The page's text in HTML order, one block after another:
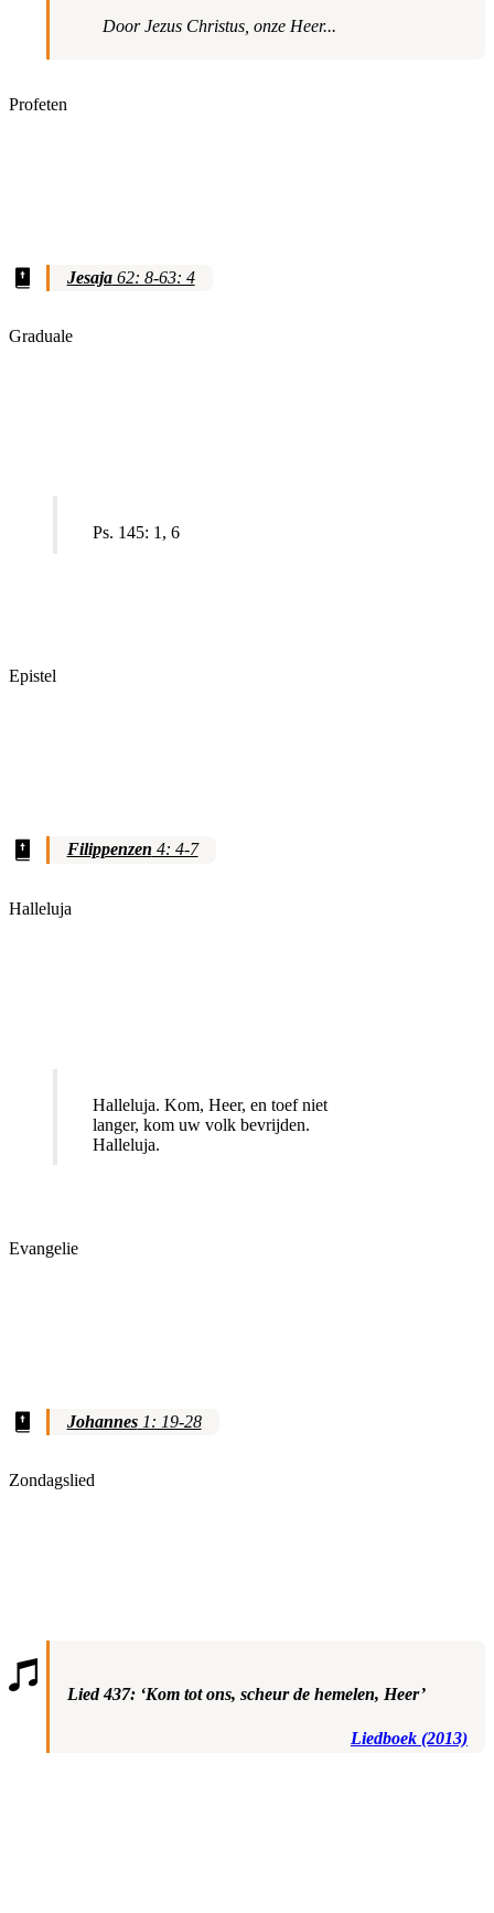
Door Jezus Christus, onze Heer...
Profeten
Jesaja62: 8-63: 4
Graduale
Ps. 145: 1, 6
Epistel
Filippenzen 4: 4-7
Halleluja
Halleluja. Kom, Heer, en toef niet
langer, kom uw volk bevrijden.
Halleluja.
Evangelie
Johannes1: 19-28
Zondagslied
Lied 437: ‘Kom tot ons, scheur de hemelen, Heer’
Liedboek (2013)